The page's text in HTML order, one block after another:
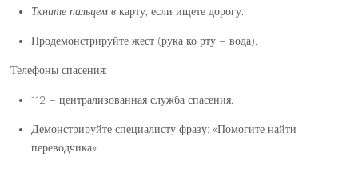
Ткните пальцем в карту, если ищете дорогу.
Продемонстрируйте жест (рука ко рту – вода).
Телефоны спасения:
112 – централизованная служба спасения.
Демонстрируйте специалисту фразу: «Помогите найти
переводчика»